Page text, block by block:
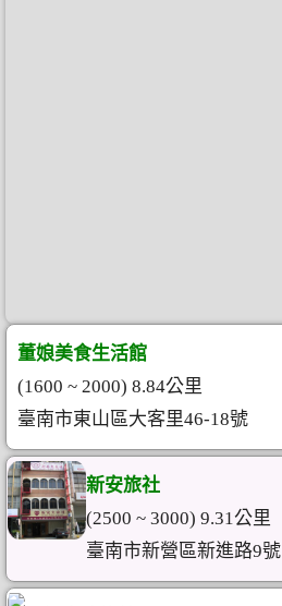
董娘美食生活館
(1600 ~ 2000) 8.84公里
臺南市東山區大客里46-18號
新安旅社
(2500 ~ 3000) 9.31公里
臺南市新營區新進路9號